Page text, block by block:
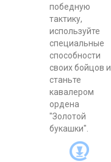
победную
тактику,
используйте
специальные
способности
своих бойцов и
станьте
кавалером
ордена
"Золотой
букашки".